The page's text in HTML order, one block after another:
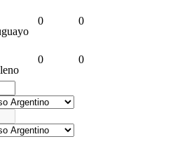
0 0
0 0